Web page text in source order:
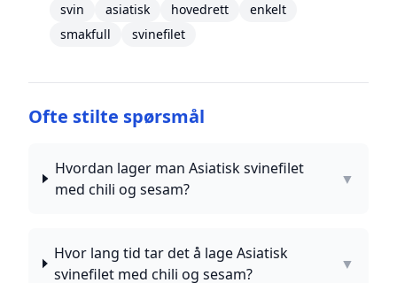
svin asiatisk hovedrett
enkelt
smakfull
svinefilet
Ofte stilte spørsmål
Hvordan lager man Asiatisk svinefilet
med chili og sesam?
▼
Hvor lang tid tar det å lage Asiatisk
svinefilet med chili og sesam?
▼